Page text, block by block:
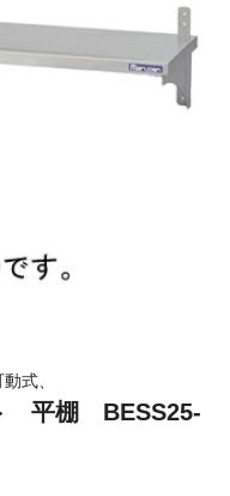
式、
平棚 BESS25-